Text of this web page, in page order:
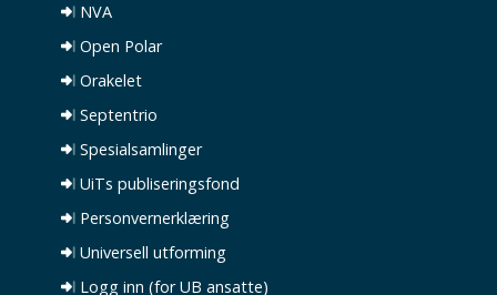
NVA
Open Polar
Orakelet
Septentrio
Spesialsamlinger
UiTs publiseringsfond
Personvernerklæring
Universell utforming
Logg inn (for UB ansatte)